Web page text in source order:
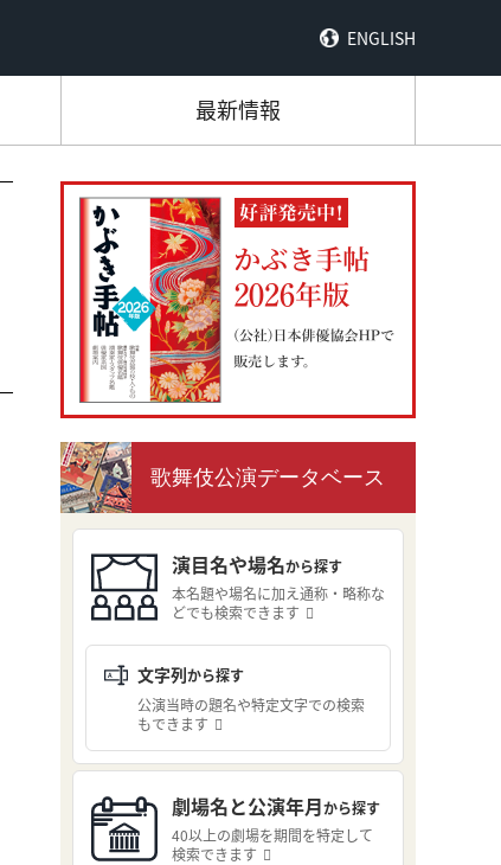
ENGLISH
最新情報
歌舞伎公演データベース
演目名や場名から探す
本名題や場名に加え通称・略称な
どでも検索できます
文字列から探す
公演当時の題名や特定文字での検索
もできます
劇場名と公演年月から探す
40以上の劇場を期間を特定して
検索できます